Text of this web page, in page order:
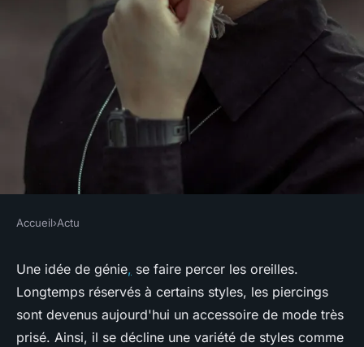
L'art de l'oreille percée : Les
tendances mode qui font
vibrer
Accueil›Actu
Une idée de génie, se faire percer les oreilles.
Longtemps réservés à certains styles, les piercings
sont devenus aujourd'hui un accessoire de mode très
prisé. Ainsi, il se décline une variété de styles comme